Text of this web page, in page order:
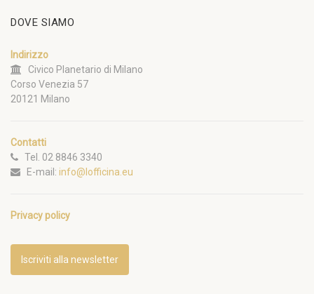
DOVE SIAMO
Indirizzo
Civico Planetario di Milano
Corso Venezia 57
20121 Milano
Contatti
Tel. 02 8846 3340
E-mail: info@lofficina.eu
Privacy policy
Iscriviti alla newsletter